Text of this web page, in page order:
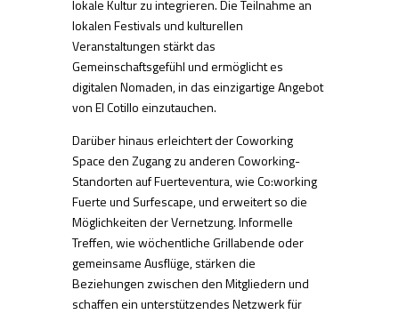
lokale Kultur zu integrieren. Die Teilnahme an
lokalen Festivals und kulturellen
Veranstaltungen stärkt das
Gemeinschaftsgefühl und ermöglicht es
digitalen Nomaden, in das einzigartige Angebot
von El Cotillo einzutauchen.
Darüber hinaus erleichtert der Coworking
Space den Zugang zu anderen Coworking-
Standorten auf Fuerteventura, wie Co:working
Fuerte und Surfescape, und erweitert so die
Möglichkeiten der Vernetzung. Informelle
Treffen, wie wöchentliche Grillabende oder
gemeinsame Ausflüge, stärken die
Beziehungen zwischen den Mitgliedern und
schaffen ein unterstützendes Netzwerk für